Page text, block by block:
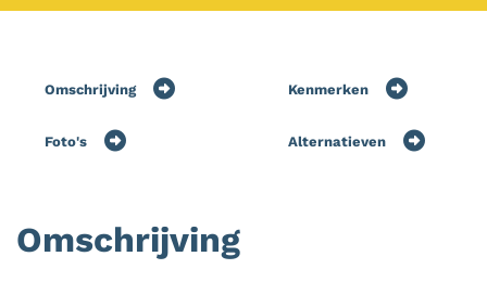
Omschrijving Kenmerken
Foto's Alternatieven
Omschrijving